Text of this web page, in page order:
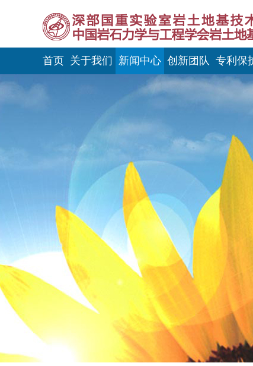
首页 关于我们 新闻中心 创新团队 专利保